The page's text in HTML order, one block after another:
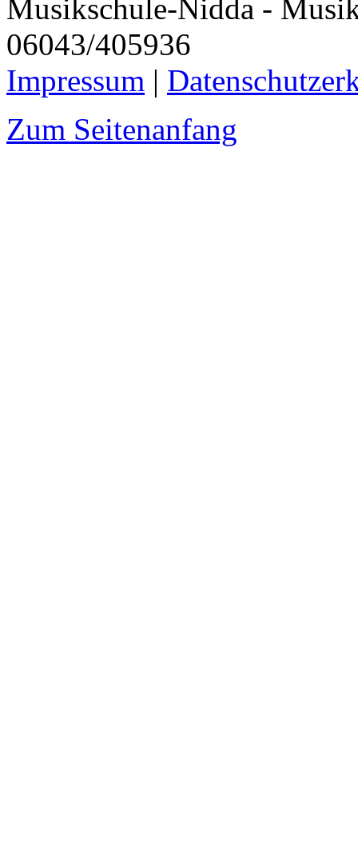
Musikschule-Nidda -
06043/405936
Impressum |
Zum Seitenanfang